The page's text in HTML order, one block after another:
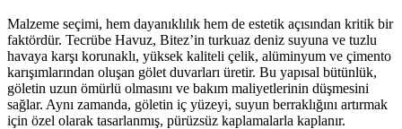
Malzeme seçimi, hem dayanıklılık hem de estetik açısından kritik bir
faktördür. Tecrübe Havuz, Bitez’in turkuaz deniz suyuna ve tuzlu
havaya karşı korunaklı, yüksek kaliteli çelik, alüminyum ve çimento
karışımlarından oluşan gölet duvarları üretir. Bu yapısal bütünlük,
göletin uzun ömürlü olmasını ve bakım maliyetlerinin düşmesini
sağlar. Aynı zamanda, göletin iç yüzeyi, suyun berraklığını artırmak
için özel olarak tasarlanmış, pürüzsüz kaplamalarla kaplanır.